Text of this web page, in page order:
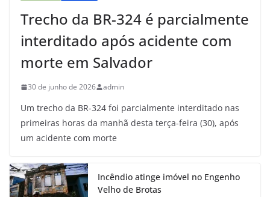
Trecho da BR-324 é parcialmente
interditado após acidente com
morte em Salvador
30 de junho de 2026 admin
Um trecho da BR-324 foi parcialmente interditado nas
primeiras horas da manhã desta terça-feira (30), após
um acidente com morte
Incêndio atinge imóvel no Engenho
Velho de Brotas